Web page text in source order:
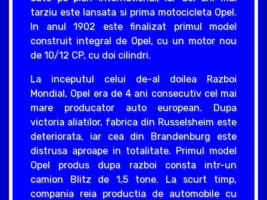
tarziu este lansata si prima motocicleta Opel.
In anul 1902 este finalizat primul model
construit integral de Opel, cu un motor nou
de 10/12 CP, cu doi cilindri.
La inceputul celui de-al doilea Razboi
Mondial, Opel era de 4 ani consecutiv cel mai
mare producator auto european. Dupa
victoria aliatilor, fabrica din Russelsheim este
deteriorata, iar cea din Brandenburg este
distrusa aproape in totalitate. Primul model
Opel produs dupa razboi consta intr-un
camion Blitz de 1,5 tone. La scurt timp,
compania reia productia de automobile cu